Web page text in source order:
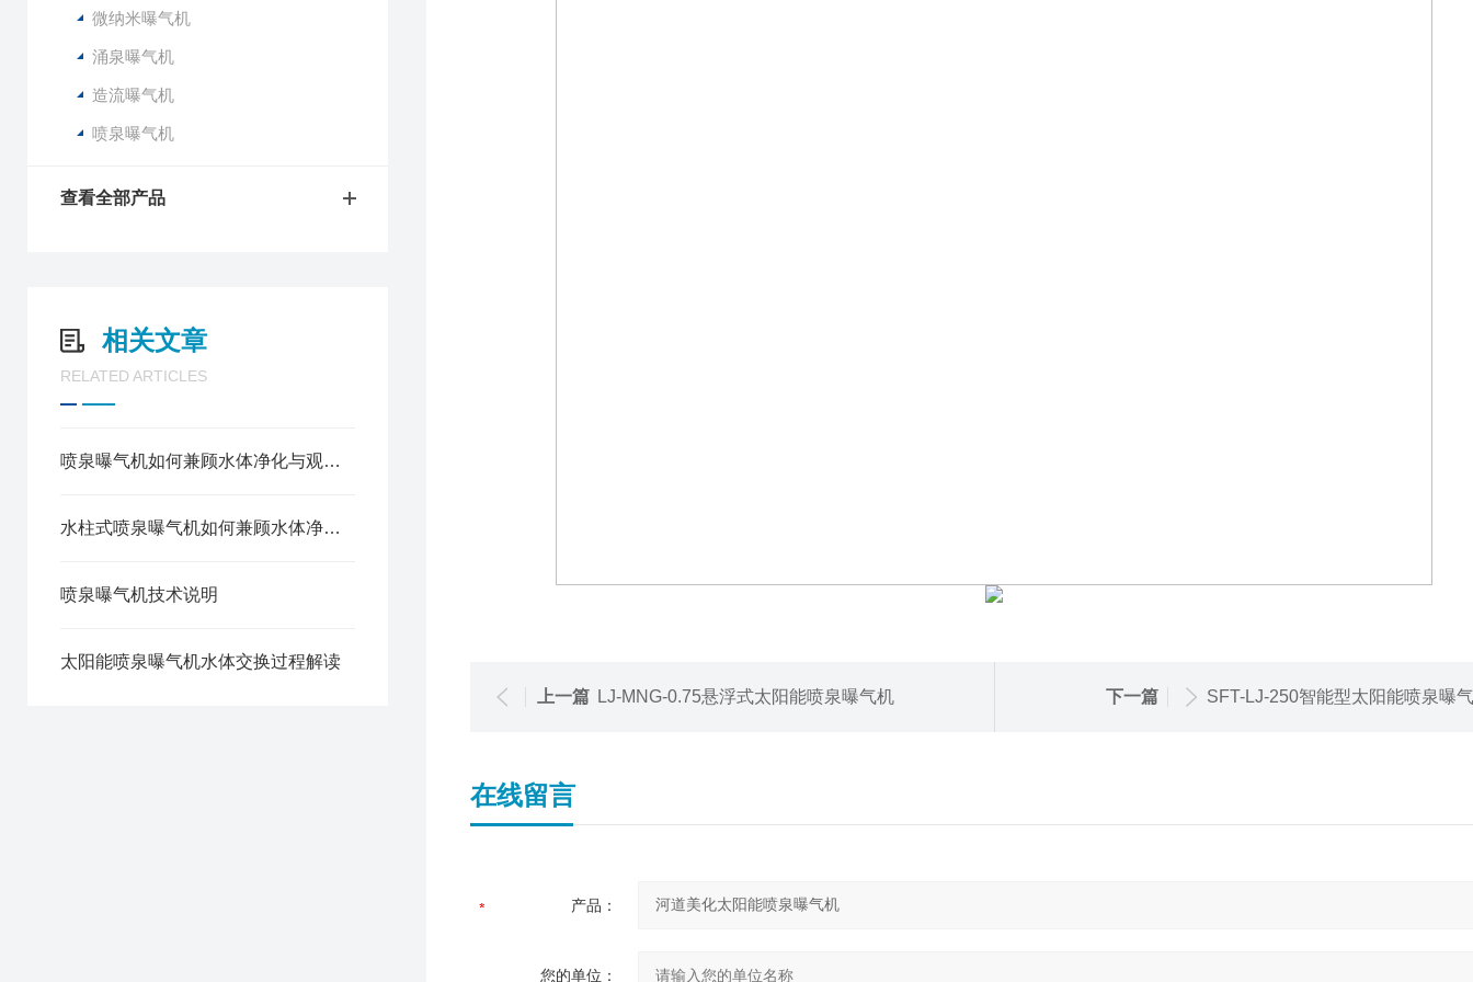
微纳米曝气机
涌泉曝气机
造流曝气机
喷泉曝气机
查看全部产品
相关文章
RELATED ARTICLES
喷泉曝气机如何兼顾水体净化与观赏效果
水柱式喷泉曝气机如何兼顾水体净化与观赏效果
喷泉曝气机技术说明
太阳能喷泉曝气机水体交换过程解读
上一篇 LJ-MNG-0.75悬浮式太阳能喷泉曝气机 下一篇 SFT-LJ-250智能型太阳能喷泉曝
在线留言
产品：
您的单位：